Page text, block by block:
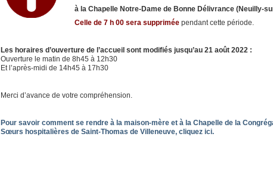
à la Chapelle Notre-Dame de Bonne Délivrance (Neuilly-
Celle de 7 h 00 sera supprimée pendant cette période.
Les horaires d’ouverture de l’accueil sont modifiés jusqu’au 21 août 2022 :
Ouverture le matin de 8h45 à 12h30
Et l’après-midi de 14h45 à 17h30
Merci d’avance de votre compréhension.
Pour savoir comment se rendre à la maison-mère et à la Chapelle de la
Sœurs hospitalières de Saint-Thomas de Villeneuve, cliquez ici.